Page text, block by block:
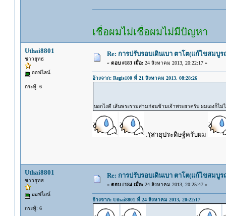
เชื่อผมไม่เชื่อผมไม่มีปัญหา
Uthai8801
ชาวยุทธ
ออฟไลน์
กระทู้: 6
Re: การปรับรอบเดินเบา ตาโต(แก้ไขสมบู
« ตอบ #183 เมื่อ:24 สิงหาคม 2013, 20:22:17 »
อ้างจาก: Regis100 ที่ 21 สิงหาคม 2013, 08:28:26
บอกไงดี เส้นพระรามสามก่อนข้ามเจ้าพระยาครับ ผมเองก็ไ
:'(สาธุประดิษฐ์ครับผม
Uthai8801
ชาวยุทธ
ออฟไลน์
กระทู้: 6
Re: การปรับรอบเดินเบา ตาโต(แก้ไขสมบู
« ตอบ #184 เมื่อ:24 สิงหาคม 2013, 20:25:47 »
อ้างจาก: Uthai8801 ที่ 24 สิงหาคม 2013, 20:22:17